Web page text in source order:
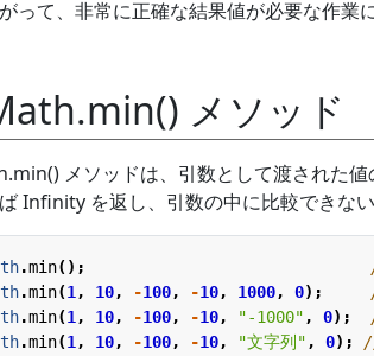
って、非常に正確な結果値が必要な作
メソッド
メソッドは、引数として渡された
Infinity を返し、引数の中に比較できな
.min();
.min(1 , 10, -100, -10, 1000, 0);
.min(1 , 10, -100, -10, "-1000" , 0);
.min(1 , 10, -100, -10, "文字列" , 0);